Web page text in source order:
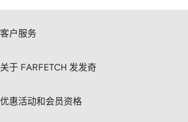
客户服务
关于 FARFETCH 发发奇
优惠活动和会员资格